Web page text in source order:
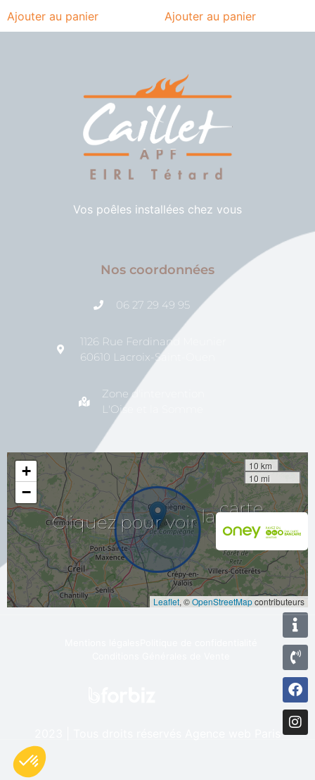
Ajouter au panier Ajouter au panier
Vos poêles installées chez vous
Nos coordonnées
06 27 29 49 95
1126 Rue Ferdinand Meunier
60610 Lacroix-Saint-Ouen
Zone d'intervention
L'Oise et la Somme
Cliquez pour voir la carte
+
−
10 km
10 mi
Leaflet, ©OpenStreetMapcontributeurs